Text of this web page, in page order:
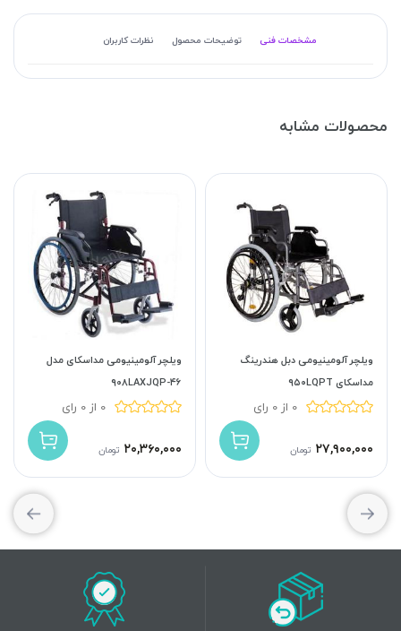
مشخصات فنی توضیحات محصول نظرات کاربران
محصولات مشابه
ویلچر آلومینیومی دبل هندرینگ
مداسکای ۹۵۰LQPT
0 از 0 رای
۲۷,۹۰۰,۰۰۰ تومان
ویلچر آلومینیومی مداسکای مدل
۴۶-۹۰۸LAXJQP
0 از 0 رای
۲۰,۳۶۰,۰۰۰ تومان